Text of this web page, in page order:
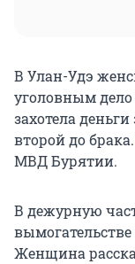
В Улан-Удэ
уголовным дело
захотела
второй до
МВД Бурятии.
В дежурную
Женщина